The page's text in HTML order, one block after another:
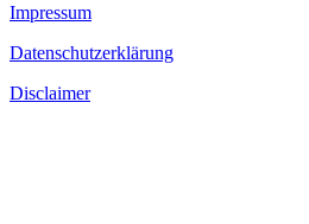
Impressum
Datenschutzerklärung
Disclaimer